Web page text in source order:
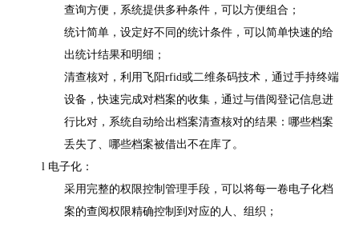
查询方便，系统提供多种条件，可以方便组合；
统计简单，设定好不同的统计条件，可以简单快速的给
出统计结果和明细；
清查核对，利用飞阳rfid或二维条码技术，通过手持终端
设备，快速完成对档案的收集，通过与借阅登记信息进
行比对，系统自动给出档案清查核对的结果：哪些档案
丢失了、哪些档案被借出不在库了。
l 电子化：
采用完整的权限控制管理手段，可以将每一卷电子化档
案的查阅权限精确控制到对应的人、组织；